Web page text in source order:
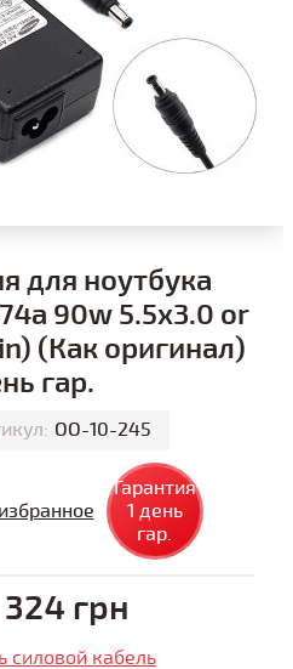
для ноутбука
90w 5.5x3.0 or
(Как оригинал)
гар.
ОО-10-245
Гарантия
1 день
гар.
324 грн
силовой кабель